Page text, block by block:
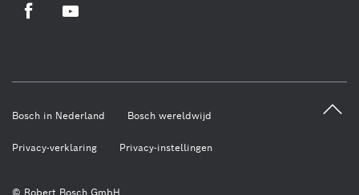
© Robert Bosch GmbH
Bosch in Nederland Bosch wereldwijd
Privacy-verklaring Privacy-instellingen